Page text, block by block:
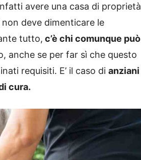
avere una casa di proprietà
deve dimenticare le
tutto, c’è chi comunque può
anche se per far sì che questo
requisiti. E’ il caso di anziani
cura.